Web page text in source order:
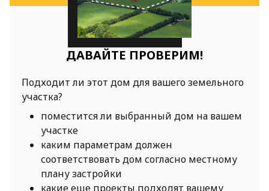
ДАВАЙТЕ ПРОВЕРИМ!
Подходит ли этот дом для вашего земельного
участка?
поместится ли выбранный дом на вашем
участке
каким параметрам должен
соответствовать дом согласно местному
плану застройки
какие еще проекты подходят вашему